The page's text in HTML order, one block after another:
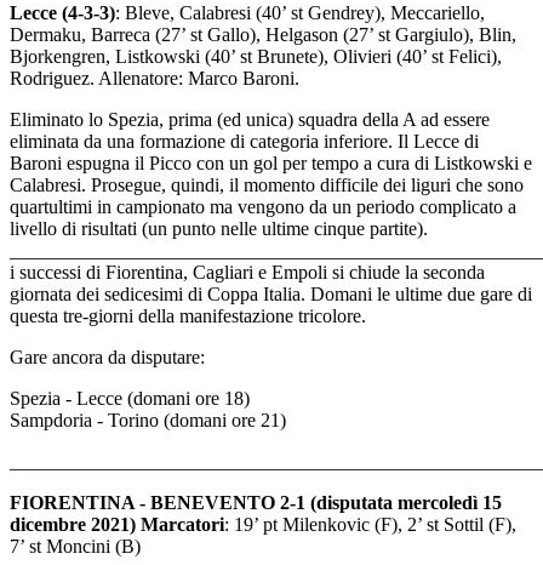
Lecce (4-3-3): Bleve, Calabresi (40’ st Gendrey), Meccariello,
Dermaku, Barreca (27’ st Gallo), Helgason (27’ st Gargiulo), Blin,
Bjorkengren, Listkowski (40’ st Brunete), Olivieri (40’ st Felici),
Rodriguez. Allenatore: Marco Baroni.
Eliminato lo Spezia, prima (ed unica) squadra della A ad essere
eliminata da una formazione di categoria inferiore. Il Lecce di
Baroni espugna il Picco con un gol per tempo a cura di Listkowski e
Calabresi. Prosegue, quindi, il momento difficile dei liguri che sono
quartultimi in campionato ma vengono da un periodo complicato a
livello di risultati (un punto nelle ultime cinque partite).
i successi di Fiorentina, Cagliari e Empoli si chiude la seconda
giornata dei sedicesimi di Coppa Italia. Domani le ultime due gare di
questa tre-giorni della manifestazione tricolore.
Gare ancora da disputare:
Spezia - Lecce (domani ore 18)
Sampdoria - Torino (domani ore 21)
FIORENTINA - BENEVENTO 2-1 (disputata mercoledì 15
dicembre 2021) Marcatori: 19’ pt Milenkovic (F), 2’ st Sottil (F),
7’ st Moncini (B)